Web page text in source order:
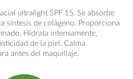
ultralight SPF 15. Se absorbe
síntesis de colágeno. Proporciona
Hidrata intensamente,
de la piel. Calma
antes del maquillaje.